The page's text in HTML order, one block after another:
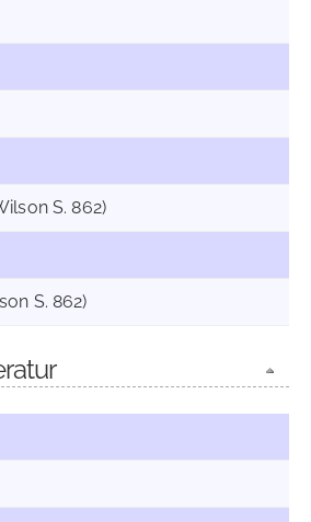
S. 862)
S. 862)